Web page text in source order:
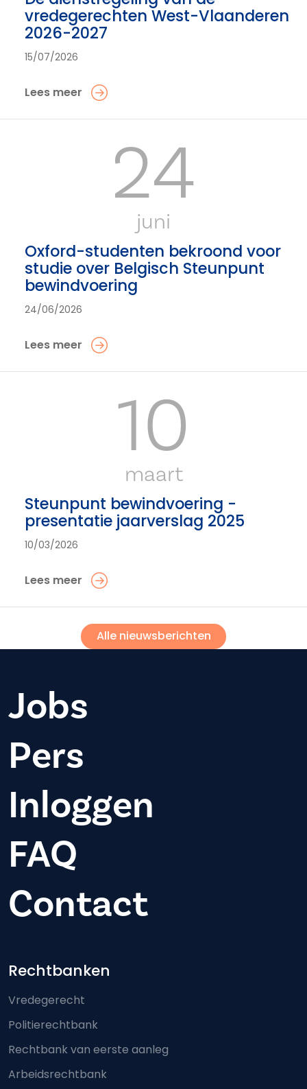
vredegerechten West-Vlaanderen
2026-2027
15/07/2026
Lees meer
24
juni
Oxford-studenten bekroond voor
studie over Belgisch Steunpunt
bewindvoering
24/06/2026
Lees meer
10
maart
Steunpunt bewindvoering -
presentatie jaarverslag 2025
10/03/2026
Lees meer
Alle nieuwsberichten
Jobs
Pers
Inloggen
FAQ
Contact
Footer-menu
Rechtbanken
Vredegerecht
Politierechtbank
Rechtbank van eerste aanleg
Arbeidsrechtbank